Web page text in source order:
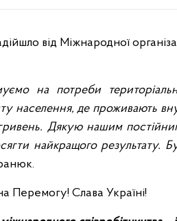
на потреби
населення, де проживають
Дякую нашим
найкращого результату.
Перемогу! Слава Україні!